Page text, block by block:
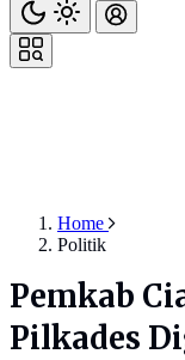
Home
Politik
Pemkab
Pilkades